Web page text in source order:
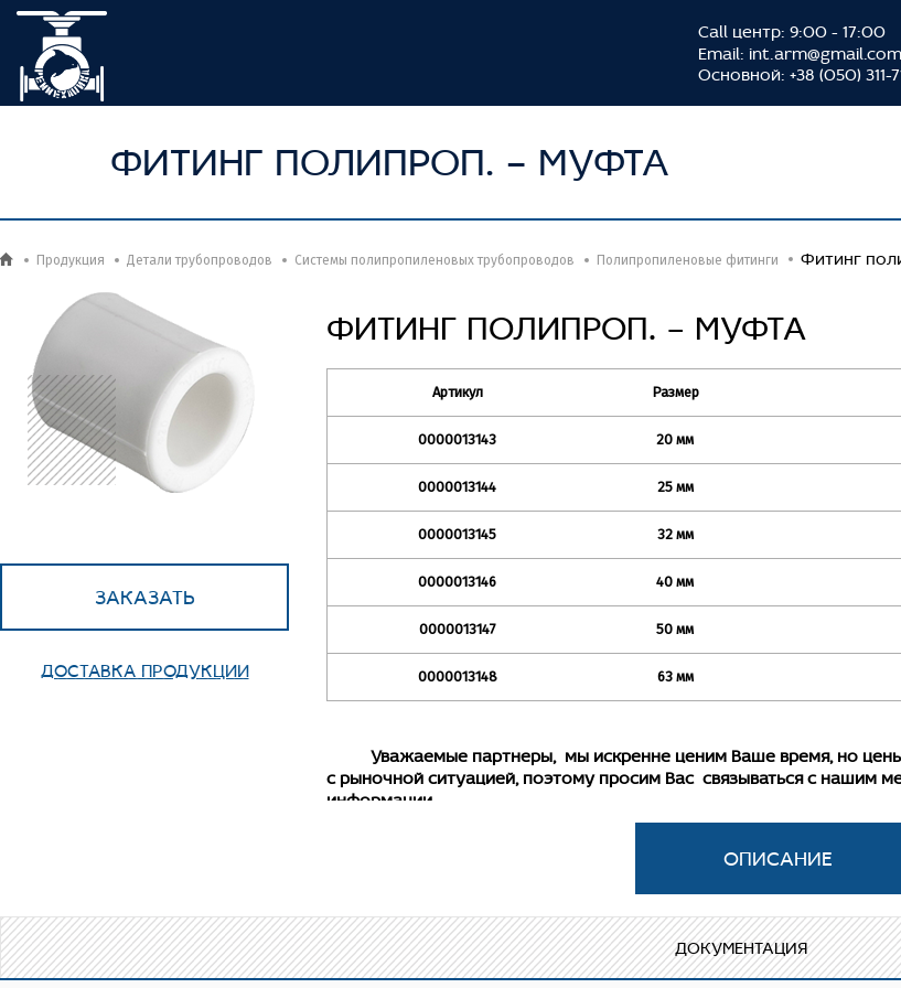
Call центр: 9:00 - 17:00
Email: int.arm@gmail.com
Основной: +38 (050) 311-
ФИТИНГ ПОЛИПРОП. – МУФТА
Продукция Детали трубопроводов Системы полипропиленовых трубопроводов Полипропиленовые фитинги Фитинг
ЗАКАЗАТЬ
ДОСТАВКА ПРОДУКЦИИ
ФИТИНГ ПОЛИПРОП. – МУФТА
Артикул Размер
0000013143 20 мм
0000013144 25 мм
0000013145 32 мм
0000013146 40 мм
0000013147 50 мм
0000013148 63 мм
Уважаемые партнеры, мы искренне ценим Ваше время, но цены
с рыночной ситуацией, поэтому просим Вас связываться с нашим
информации.
Равнопроходой полипропиленовый фитинг для соединения
ДОКУМЕНТАЦИЯ